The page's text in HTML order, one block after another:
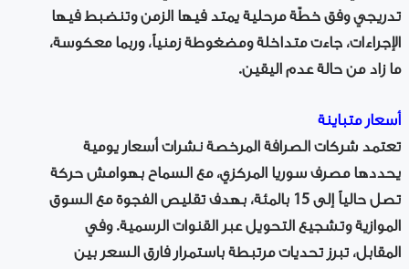
تدريجي وفق خطّة مرحلية يمتد فيها الزمن وتنضبط فيها
الإجراءات، جاءت متداخلة ومضغوطة زمنياً، وربما معكوسة،
ما زاد من حالة عدم اليقين.
أسعار متباينة
تعتمد شركات الصرافة المرخصة نشرات أسعار يومية
يحددها مصرف سوريا المركزي، مع السماح بهوامش حركة
تصل حالياً إلى 15 بالمئة، بهدف تقليص الفجوة مع السوق
الموازية وتشجيع التحويل عبر القنوات الرسمية. وفي
المقابل، تبرز تحديات مرتبطة باستمرار فارق السعر بين